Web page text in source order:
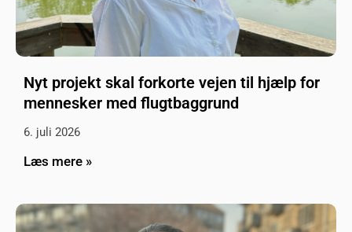
Nyt projekt skal forkorte vejen til hjælp for
mennesker med flugtbaggrund
6. juli 2026
Læs mere »